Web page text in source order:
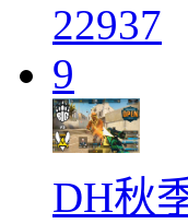
22937
9
DH秋